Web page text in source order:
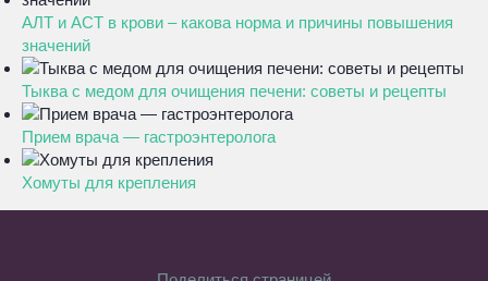
АЛТ и АСТ в крови – какова норма и причины повышения
значений
Тыква с медом для очищения печени: советы и рецепты
Прием врача — гастроэнтеролога
Хомуты для крепления